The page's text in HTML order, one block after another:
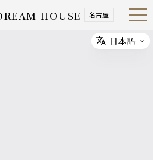
HOUSE 名古屋 Open
Navig
Select
日本語